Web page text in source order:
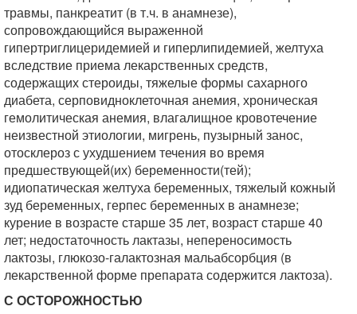
травмы, панкреатит (в т.ч. в анамнезе),
сопровождающийся выраженной
гипертриглицеридемией и гиперлипидемией, желтуха
вследствие приема лекарственных средств,
содержащих стероиды, тяжелые формы сахарного
диабета, серповидноклеточная анемия, хроническая
гемолитическая анемия, влагалищное кровотечение
неизвестной этиологии, мигрень, пузырный занос,
отосклероз с ухудшением течения во время
предшествующей(их) беременности(тей);
идиопатическая желтуха беременных, тяжелый кожный
зуд беременных, герпес беременных в анамнезе;
курение в возрасте старше 35 лет, возраст старше 40
лет; недостаточность лактазы, непереносимость
лактозы, глюкозо-галактозная мальабсорбция (в
лекарственной форме препарата содержится лактоза).
С ОСТОРОЖНОСТЬЮ